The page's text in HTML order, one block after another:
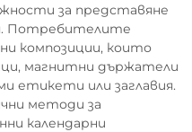
за представяне
Потребителите
композиции, които
магнитни държатели
етикети или заглавия.
методи за
календарни